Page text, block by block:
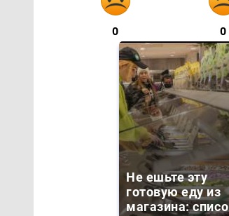
0 0
Не ешьте эту
готовую еду из
магазина: